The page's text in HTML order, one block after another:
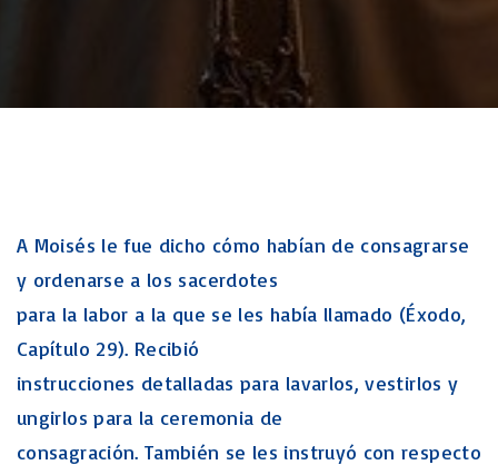
A Moisés le fue dicho cómo habían de consagrarse
y ordenarse a los sacerdotes
para la labor a la que se les había llamado (Éxodo,
Capítulo 29). Recibió
instrucciones detalladas para lavarlos, vestirlos y
ungirlos para la ceremonia de
consagración. También se les instruyó con respecto